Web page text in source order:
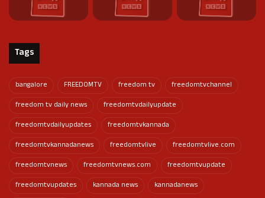
Tags
bangalore FREEDOMTV freedom tv
freedomtvchannel
freedom tv daily news
freedomtvdailyupdate
freedomtvdailyupdates
freedomtvkannada
freedomtvkannadanews
freedomtvlive
freedomtvlive.com
freedomtvnews
freedomtvnews.com
freedomtvupdate
freedomtvupdates
kannada news
kannadanews